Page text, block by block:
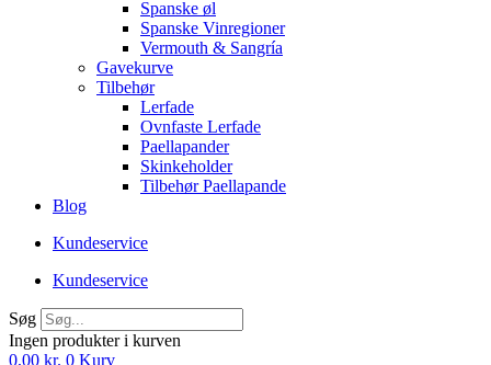
Spanske øl
Spanske Vinregioner
Vermouth & Sangría
Gavekurve
Tilbehør
Lerfade
Ovnfaste Lerfade
Paellapander
Skinkeholder
Tilbehør Paellapande
Blog
Kundeservice
Kundeservice
Søg
Ingen produkter i kurven
0,00 kr. 0 Kurv